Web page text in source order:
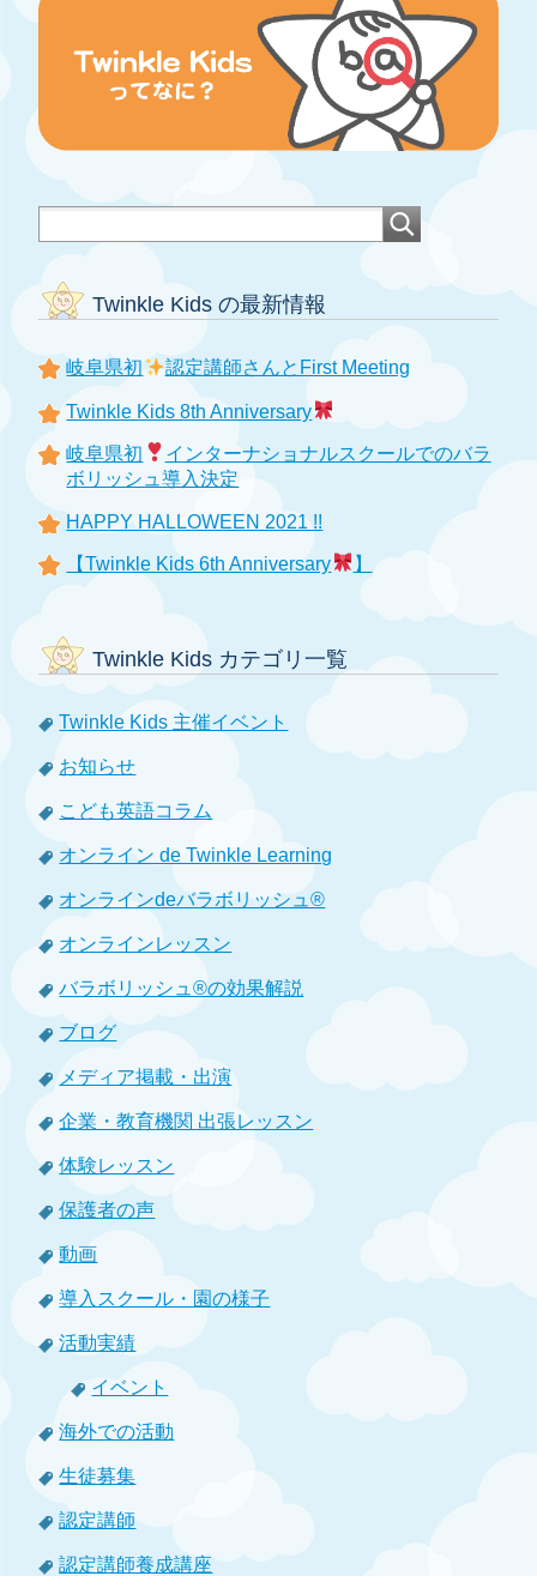
Twinkle Kids の最新情報
岐阜県初 認定講師さんとFirst Meeting
Twinkle Kids 8th Anniversary
岐阜県初
インターナショナルスクールでのバラ
ボリッシュ導入決定
HAPPY HALLOWEEN 2021 !!
【Twinkle Kids 6th Anniversary 】
Twinkle Kids カテゴリ一覧
Twinkle Kids 主催イベント
お知らせ
こども英語コラム
オンライン de Twinkle Learning
オンラインdeバラボリッシュ®
オンラインレッスン
バラボリッシュ®の効果解説
ブログ
メディア掲載・出演
企業・教育機関 出張レッスン
体験レッスン
保護者の声
動画
導入スクール・園の様子
活動実績
イベント
海外での活動
生徒募集
認定講師
認定講師養成講座